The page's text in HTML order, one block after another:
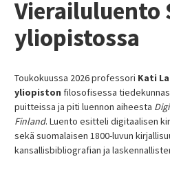
kirjallisuushistoria ja laji”
Vierailuluento Australian National
Universityssa
Artikkeli – Sanomalehti
Vierailuluento
yliopistossa
Toukokuussa 2026 professori Kati
yliopiston filosofisessa
puitteissa ja piti luennon aiheesta
Finland. Luento esitteli digitaalisen
sekä suomalaisen 1800-luvun
kansallisbibliografian ja